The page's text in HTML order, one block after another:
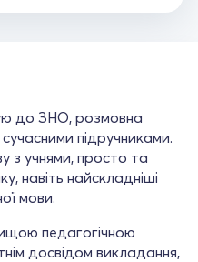
до ЗНО, розмовна
підручниками.
з учнями, просто та
навіть найскладніші
мови.
педагогічною
досвідом викладання,